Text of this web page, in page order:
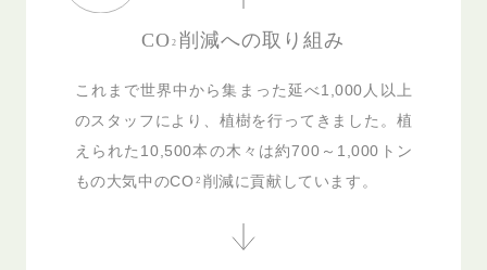
CO 2 削減への取り組み
これまで世界中から集まった延べ1,000人以上
のスタッフにより、植樹を行ってきました。植
えられた10,500本の木々は約700～1,000トン
もの大気中のCO 2 削減に貢献しています。